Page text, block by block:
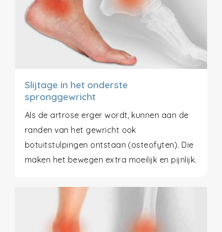
Slijtage in het onderste
spronggewricht
Als de artrose erger wordt, kunnen aan de
randen van het gewricht ook
botuitstulpingen ontstaan (osteofyten). Die
maken het bewegen extra moeilijk en pijnlijk.